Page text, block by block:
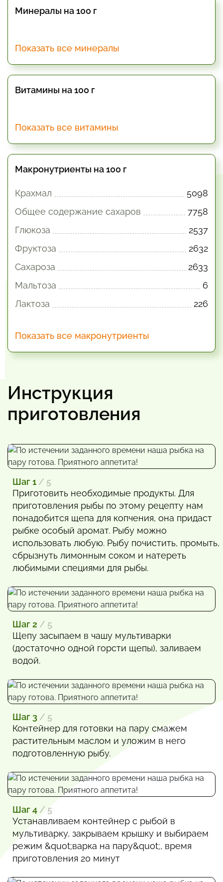
Минералы на 100 г
Показать все минералы
Витамины на 100 г
Показать все витамины
Макронутриенты на 100 г
Крахмал
5098
Общее содержание сахаров
7758
Глюкоза
2537
Фруктоза
2632
Сахароза
2633
Мальтоза
6
Лактоза
226
Показать все макронутриенты
Инструкция
приготовления
Шаг 1 / 5
Приготовить необходимые продукты. Для
приготовления рыбы по этому рецепту нам
понадобится щепа для копчения, она придаст
рыбке особый аромат. Рыбу можно
использовать любую. Рыбу почистить, промыть,
сбрызнуть лимонным соком и натереть
любимыми специями для рыбы.
Шаг 2 / 5
Щепу засыпаем в чашу мультиварки
(достаточно одной горсти щепы), заливаем
водой.
Шаг 3 / 5
Контейнер для готовки на пару смажем
растительным маслом и уложим в него
подготовленную рыбу.
Шаг 4 / 5
Устанавливаем контейнер с рыбой в
мультиварку, закрываем крышку и выбираем
режим &quot;варка на пару&quot;, время
приготовления 20 минут